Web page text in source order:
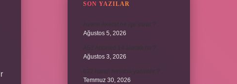
SON YAZILAR
Avene Akerat ne işe yarar ?
Ağustos 5, 2026
A52 Android 14 alacak mı ?
Ağustos 3, 2026
622 hangi hesaba yansıtılır ?
Temmuz 30, 2026